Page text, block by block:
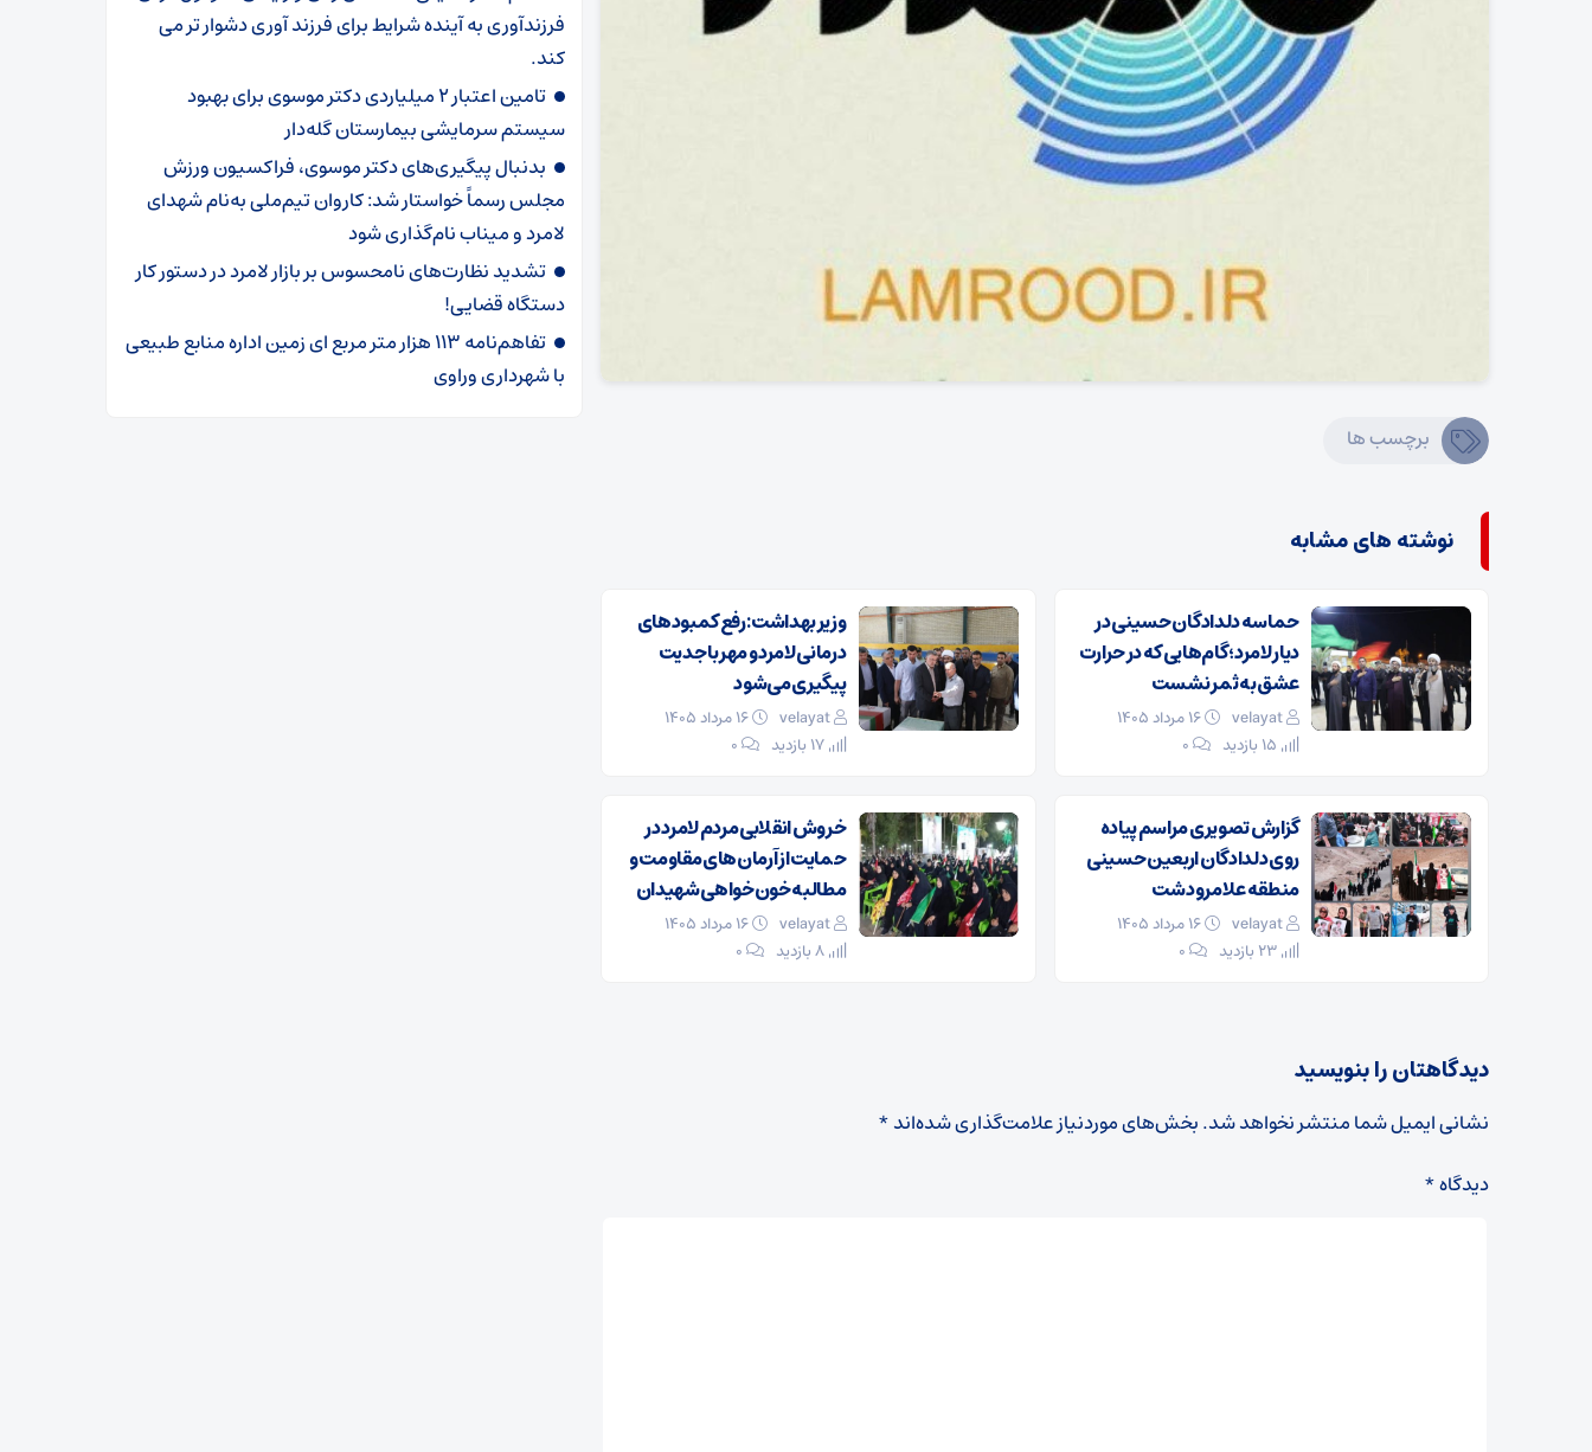
برچسب ها
نوشته های مشابه
حماسه دلدادگان حسینی در
دیار لامرد؛ گام‌هایی که در حرارت
عشق به ثمر نشست
velayat
۰
وزیر بهداشت: رفع کمبودهای
درمانی لامرد و مهر با جدیت
پیگیری می‌شود
velayat
۱۶ مرداد ۱۴۰۵
17 بازدید
۰
گزارش تصویری مراسم پیاده
روی دلدادگان اربعین حسینی
منطقه علامرودشت
velayat
۰
خروش انقلابی مردم لامرد در
حمایت از آرمان‌های مقاومت و
مطالبه خون‌خواهی شهیدان
velayat
۱۶ مرداد ۱۴۰۵
8 بازدید
۰
دیدگاهتان را بنویسید
نشانی ایمیل شما منتشر نخواهد شد.بخش‌های موردنیاز علامت‌گذاری شده‌اند*
دیدگاه*
فرزندآوری به آینده شرایط برای فرزند آوری دشوار تر می
کند.
تامین اعتبار ۲ میلیاردی دکتر موسوی برای بهبود
سیستم سرمایشی بیمارستان گله‌دار ‌
بدنبال پیگیری‌های دکتر موسوی، فراکسیون ورزش
مجلس رسماً خواستار شد: کاروان تیم‌ملی به‌نام شهدای
لامرد و میناب نام‌گذاری شود
تشدید نظارت‌های نامحسوس بر بازار لامرد در دستور کار
دستگاه قضایی!
تفاهم‌نامه ۱۱۳ هزار متر مربع ای زمین اداره منابع طبیعی
با شهرداری وراوی